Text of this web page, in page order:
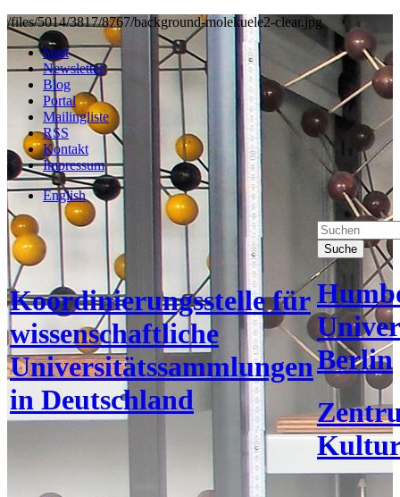
/files/5014/3817/8767/background-molekuele2-clear.jpg
Start
Newsletter
Blog
Portal
Mailingliste
RSS
Kontakt
Impressum
English
Koordinierungsstelle für
wissenschaftliche
Universitätssammlungen
in Deutschland
Suche
Berlin